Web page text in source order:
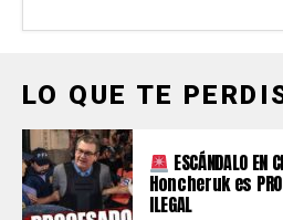
LO QUE TE
ESCÁNDALO
Honcheruk es
ILEGAL